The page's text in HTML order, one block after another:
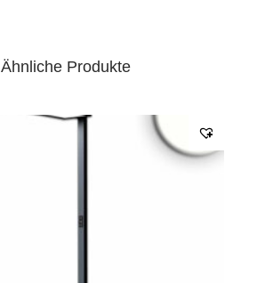
Ähnliche Produkte